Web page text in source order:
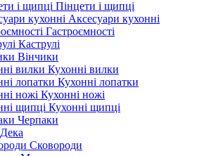
Пінцети і щипці
Аксесуари кухонні
Гастроємності
Каструлі
Вінчики
Кухонні вилки
Кухонні лопатки
Кухонні ножі
Кухонні щипці
Черпаки
Дека
Сковороди